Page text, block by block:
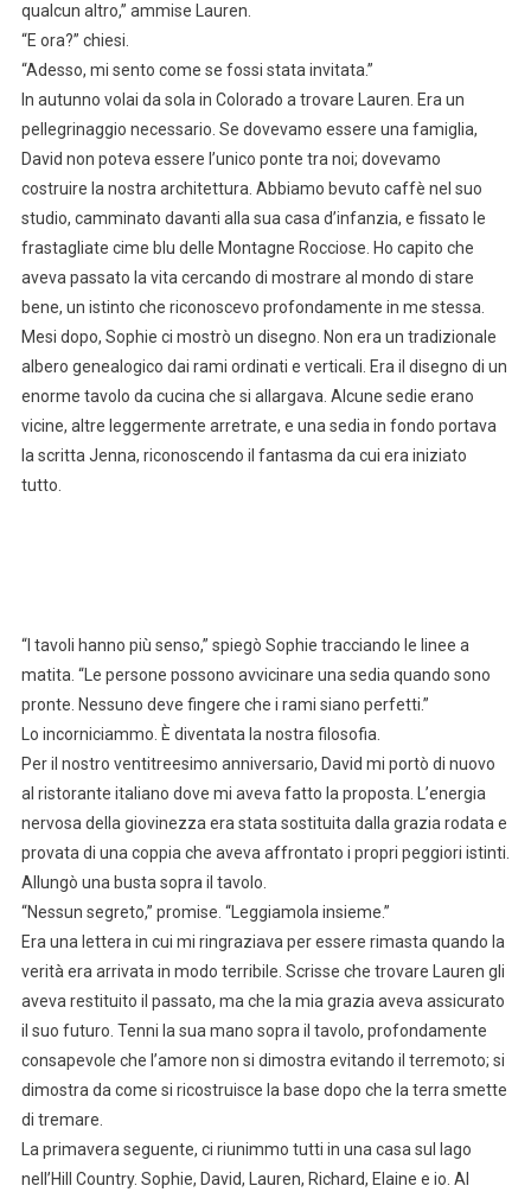
qualcun altro,” ammise Lauren.
“E ora?” chiesi.
“Adesso, mi sento come se fossi stata invitata.”
In autunno volai da sola in Colorado a trovare Lauren. Era un
pellegrinaggio necessario. Se dovevamo essere una famiglia,
David non poteva essere l’unico ponte tra noi; dovevamo
costruire la nostra architettura. Abbiamo bevuto caffè nel suo
studio, camminato davanti alla sua casa d’infanzia, e fissato le
frastagliate cime blu delle Montagne Rocciose. Ho capito che
aveva passato la vita cercando di mostrare al mondo di stare
bene, un istinto che riconoscevo profondamente in me stessa.
Mesi dopo, Sophie ci mostrò un disegno. Non era un tradizionale
albero genealogico dai rami ordinati e verticali. Era il disegno di un
enorme tavolo da cucina che si allargava. Alcune sedie erano
vicine, altre leggermente arretrate, e una sedia in fondo portava
la scritta Jenna, riconoscendo il fantasma da cui era iniziato
tutto.
“I tavoli hanno più senso,” spiegò Sophie tracciando le linee a
matita. “Le persone possono avvicinare una sedia quando sono
pronte. Nessuno deve fingere che i rami siano perfetti.”
Lo incorniciammo. È diventata la nostra filosofia.
Per il nostro ventitreesimo anniversario, David mi portò di nuovo
al ristorante italiano dove mi aveva fatto la proposta. L’energia
nervosa della giovinezza era stata sostituita dalla grazia rodata e
provata di una coppia che aveva affrontato i propri peggiori istinti.
Allungò una busta sopra il tavolo.
“Nessun segreto,” promise. “Leggiamola insieme.”
Era una lettera in cui mi ringraziava per essere rimasta quando la
verità era arrivata in modo terribile. Scrisse che trovare Lauren gli
aveva restituito il passato, ma che la mia grazia aveva assicurato
il suo futuro. Tenni la sua mano sopra il tavolo, profondamente
consapevole che l’amore non si dimostra evitando il terremoto; si
dimostra da come si ricostruisce la base dopo che la terra smette
di tremare.
La primavera seguente, ci riunimmo tutti in una casa sul lago
nell’Hill Country. Sophie, David, Lauren, Richard, Elaine e io. Al